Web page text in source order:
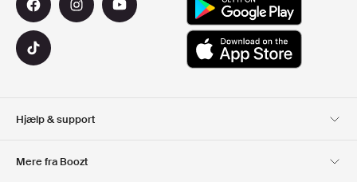
Hjælp & support
Mere fra Boozt